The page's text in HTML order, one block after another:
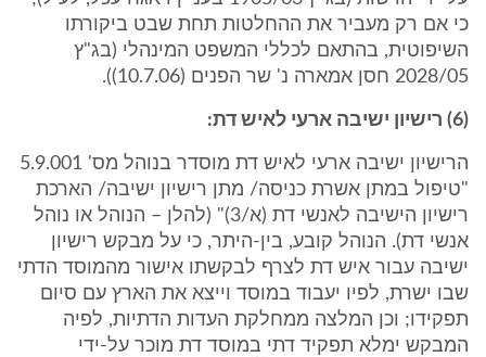
כי אם רק מעביר את ההחלטות תחת שבט ביקורתו
השיפוטית, בהתאם לכללי המשפט המינהלי (בג"ץ
2028/05 חסן אמארה נ' שר הפנים (10.7.06)).
(6) רישיון ישיבה ארעי לאיש דת:
הרישיון ישיבה ארעי לאיש דת מוסדר בנוהל מס' 5.9.001
"טיפול במתן אשרת כניסה/ מתן רישיון ישיבה/ הארכת
רישיון הישיבה לאנשי דת (א/3)" (להלן – הנוהל או נוהל
אנשי דת). הנוהל קובע, בין-היתר, כי על מבקש רישיון
ישיבה עבור איש דת לצרף לבקשתו אישור מהמוסד הדתי
שבו ישרת, לפיו יעבוד במוסד וייצא את הארץ עם סיום
תפקידו; וכן המלצה ממחלקת העדות הדתיות, לפיה
המבקש ימלא תפקיד דתי במוסד דת מוכר על-ידי